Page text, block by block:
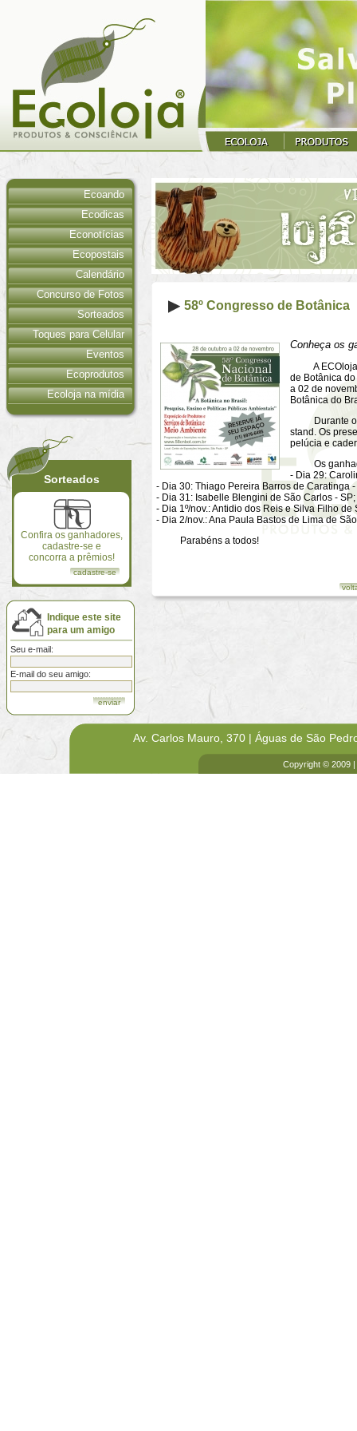
Ecoando
Ecodicas
Econotícias
Ecopostais
Calendário
Concurso de Fotos
Sorteados
Toques para Celular
Eventos
Ecoprodutos
Ecoloja na mídia
Sorteados
Confira os ganhadores,
cadastre-se e
concorra a prêmios!
cadastre-se
Indique este site
para um amigo
Seu e-mail:
E-mail do seu amigo:
58º Congresso de Botânica
Conheça os
A ECOloja
de Botânica
a 02 de
Botânica do
Durante os
stand. Os
pelúcia e
Os
- Dia 29:
- Dia 30: Thiago Pereira Barros de Caratinga -
- Dia 31: Isabelle Blengini de São Carlos - SP;
- Dia 1º/nov.: Antidio dos Reis e Silva Filho de
- Dia 2/nov.: Ana Paula Bastos de Lima de
Parabéns a todos!
Av. Carlos Mauro, 370 | Águas de São
Copyright © 2009